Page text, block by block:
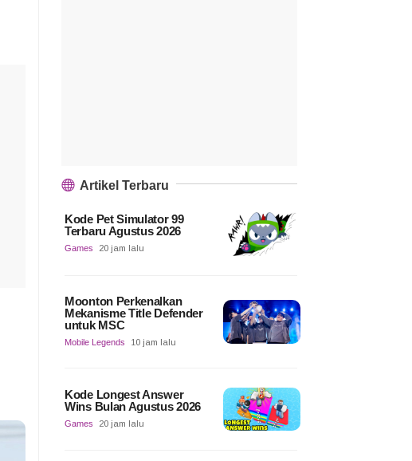
Artikel Terbaru
Kode Pet Simulator 99
Terbaru Agustus 2026
Games 20 jam lalu
Moonton Perkenalkan
Mekanisme Title Defender
untuk MSC
Mobile Legends 10 jam lalu
Kode Longest Answer
Wins Bulan Agustus 2026
Games 20 jam lalu